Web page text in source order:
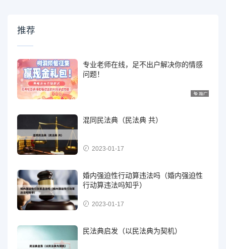
推荐
专业老师在线，足不出户解决你的情感
问题！
混同民法典（民法典 共）
2023-01-17
婚内强迫性行动算违法吗（婚内强迫性
行动算违法吗知乎）
2023-01-17
民法典启发（以民法典为契机）